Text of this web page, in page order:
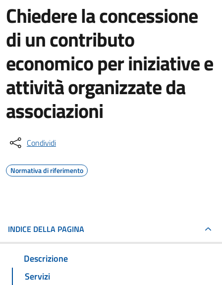
Chiedere la concessione
di un contributo
economico per iniziative e
attività organizzate da
associazioni
Condividi
Normativa di riferimento
INDICE DELLA PAGINA
Descrizione
Servizi